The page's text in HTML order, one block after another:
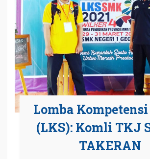
Lomba
(LKS): Komli TKJ
TAKERAN